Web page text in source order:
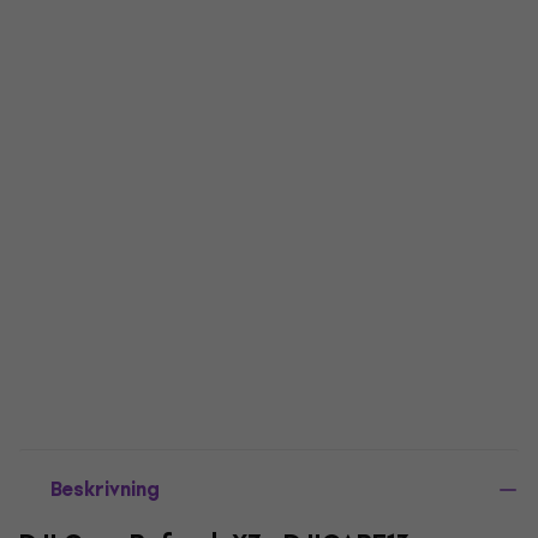
Beskrivning